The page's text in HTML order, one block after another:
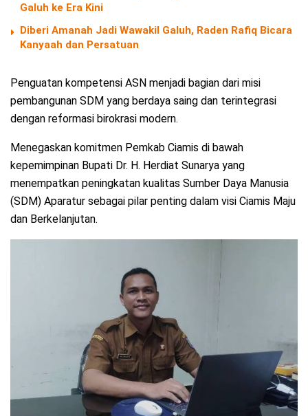
Galuh ke Era Kini
Diberi Amanah Jadi Wawakil Galuh, Raden Rafiq Bicara
Kanyaah dan Persatuan
Penguatan kompetensi ASN menjadi bagian dari misi
pembangunan SDM yang berdaya saing dan terintegrasi
dengan reformasi birokrasi modern.
Menegaskan komitmen Pemkab Ciamis di bawah
kepemimpinan Bupati Dr. H. Herdiat Sunarya yang
menempatkan peningkatan kualitas Sumber Daya Manusia
(SDM) Aparatur sebagai pilar penting dalam visi Ciamis Maju
dan Berkelanjutan.